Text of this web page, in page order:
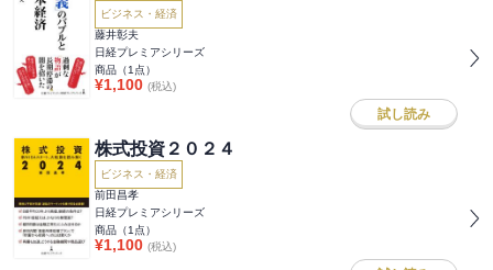
ビジネス・経済
藤井彰夫
日経プレミアシリーズ
商品（1 点）
¥1,100 (税込)
試し読み
株式投資２０２４
ビジネス・経済
前田昌孝
日経プレミアシリーズ
商品（1 点）
¥1,100 (税込)